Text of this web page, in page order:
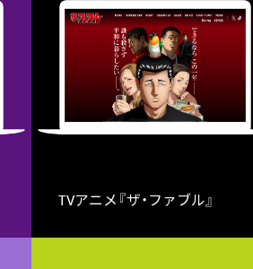
TVアニメ『ザ・ファブル』